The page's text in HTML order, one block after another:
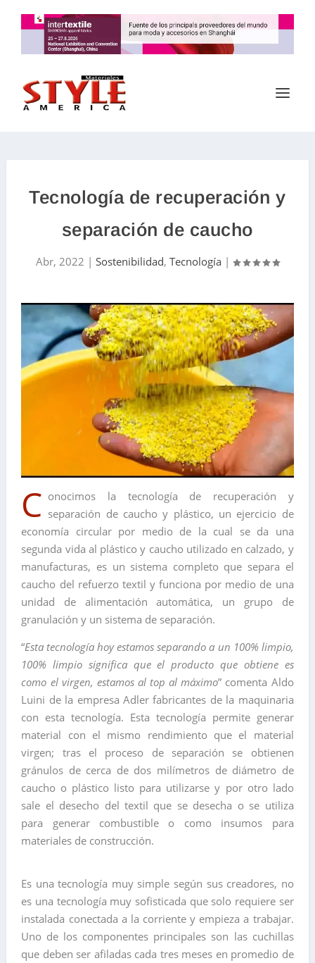
Tecnología de recuperación y
separación de caucho
Abr, 2022 | Sostenibilidad, Tecnología|
C onocimos la tecnología de recuperación y
separación de caucho y plástico, un ejercicio de
economía circular por medio de la cual se da una
segunda vida al plástico y caucho utilizado en calzado, y
manufacturas, es un sistema completo que separa el
caucho del refuerzo textil y funciona por medio de una
unidad de alimentación automática, un grupo de
granulación y un sistema de separación.
“Esta tecnología hoy estamos separando a un 100% limpio,
100% limpio significa que el producto que obtiene es
como el virgen, estamos al top al máximo” comenta Aldo
Luini de la empresa Adler fabricantes de la maquinaria
con esta tecnología. Esta tecnología permite generar
material con el mismo rendimiento que el material
virgen; tras el proceso de separación se obtienen
gránulos de cerca de dos milímetros de diámetro de
caucho o plástico listo para utilizarse y por otro lado
sale el desecho del textil que se desecha o se utiliza
para generar combustible o como insumos para
materiales de construcción.
Es una tecnología muy simple según sus creadores, no
es una tecnología muy sofisticada que solo requiere ser
instalada conectada a la corriente y empieza a trabajar.
Uno de los componentes principales son las cuchillas
que deben ser afiladas cada tres meses en promedio de